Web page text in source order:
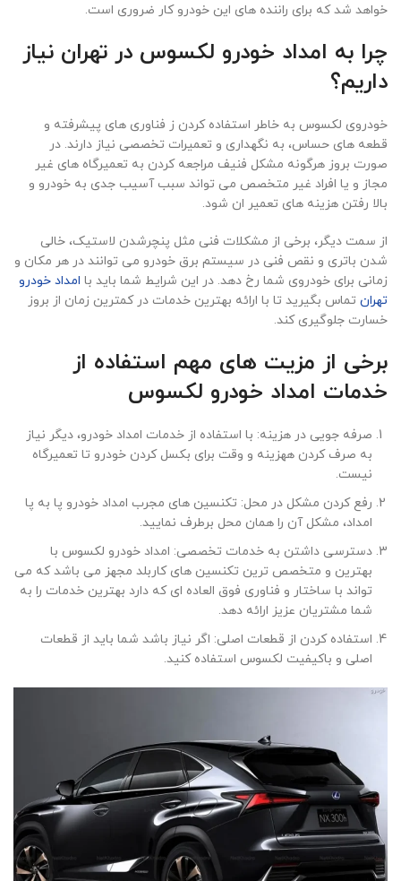
خواهد شد که برای راننده های این خودرو کار ضروری است.
چرا به امداد خودرو لکسوس در تهران نیاز
داریم؟
خودروی لکسوس به خاطر استفاده کردن ز فناوری های پیشرفته و
قطعه های حساس، به نگهداری و تعمیرات تخصصی نیاز دارند. در
صورت بروز هرگونه مشکل فنیف مراجعه کردن به تعمیرگاه های غیر
مجاز و یا افراد غیر متخصص می تواند سبب آسیب جدی به خودرو و
بالا رفتن هزینه های تعمیر ان شود.
از سمت دیگر، برخی از مشکلات فنی مثل پنچرشدن لاستیک، خالی
شدن باتری و نقص فنی در سیستم برق خودرو می توانند در هر مکان و
زمانی برای خودروی شما رخ دهد. در این شرایط شما باید با امداد خودرو
تهران تماس بگیرید تا با ارائه بهترین خدمات در کمترین زمان از بروز
خسارت جلوگیری کند.
برخی از مزیت های مهم استفاده از
خدمات امداد خودرو لکسوس
صرفه جویی در هزینه: با استفاده از خدمات امداد خودرو، دیگر نیاز
به صرف کردن ههزینه و وقت برای بکسل کردن خودرو تا تعمیرگاه
نیست.
رفع کردن مشکل در محل: تکنسین های مجرب امداد خودرو پا به پا
امداد، مشکل آن را همان محل برطرف نمایید.
دسترسی داشتن به خدمات تخصصی: امداد خودرو لکسوس با
بهترین و متخصص ترین تکنسین های کاربلد مجهز می باشد که می
تواند با ساختار و فناوری فوق العاده ای که دارد بهترین خدمات را به
شما مشتریان عزیز ارائه دهد.
استفاده کردن از قطعات اصلی: اگر نیاز باشد شما باید از قطعات
اصلی و باکیفیت لکسوس استفاده کنید.